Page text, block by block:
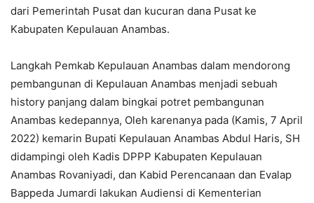
dari Pemerintah Pusat dan kucuran dana Pusat ke
Kabupaten Kepulauan Anambas.
Langkah Pemkab Kepulauan Anambas dalam mendorong
pembangunan di Kepulauan Anambas menjadi sebuah
history panjang dalam bingkai potret pembangunan
Anambas kedepannya, Oleh karenanya pada (Kamis, 7 April
2022) kemarin Bupati Kepulauan Anambas Abdul Haris, SH
didampingi oleh Kadis DPPP Kabupaten Kepulauan
Anambas Rovaniyadi, dan Kabid Perencanaan dan Evalap
Bappeda Jumardi lakukan Audiensi di Kementerian